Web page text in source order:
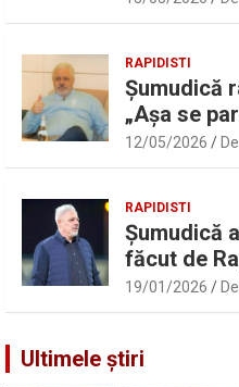
Pancu
RAPIDISTI
Șumudică
„Așa se
12/05/2026
RAPIDISTI
Șumudică
făcut de
înțeles”
19/01/2026
Ultimele știri